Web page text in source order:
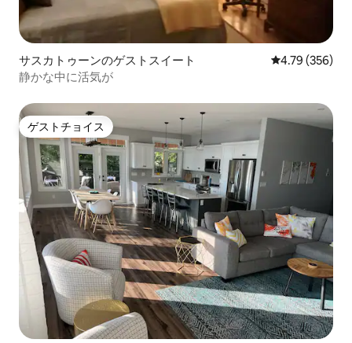
サスカトゥーンのゲストスイート レビュー356
4.79 (356)
静かな中に活気が
ゲストチョイス
ゲストチョイス